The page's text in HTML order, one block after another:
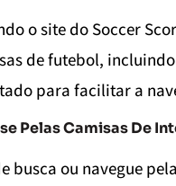
o site do Soccer
de futebol,
para facilitar a
Pelas Camisas De
busca ou navegue